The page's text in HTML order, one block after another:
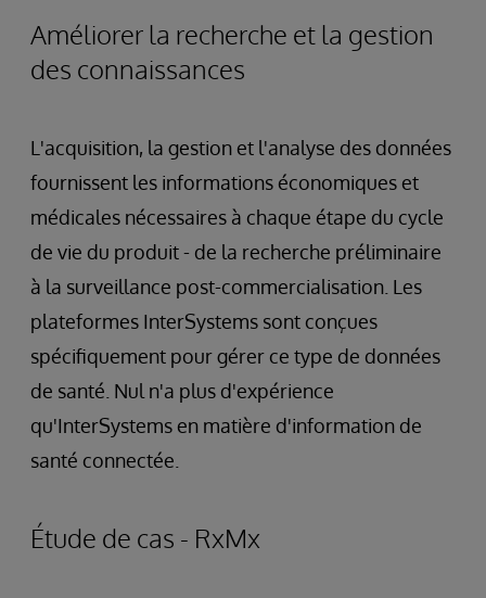
Améliorer la recherche et la gestion
des connaissances
L'acquisition, la gestion et l'analyse des données
fournissent les informations économiques et
médicales nécessaires à chaque étape du cycle
de vie du produit - de la recherche préliminaire
à la surveillance post-commercialisation. Les
plateformes InterSystems sont conçues
spécifiquement pour gérer ce type de données
de santé. Nul n'a plus d'expérience
qu'InterSystems en matière d'information de
santé connectée.
Étude de cas - RxMx